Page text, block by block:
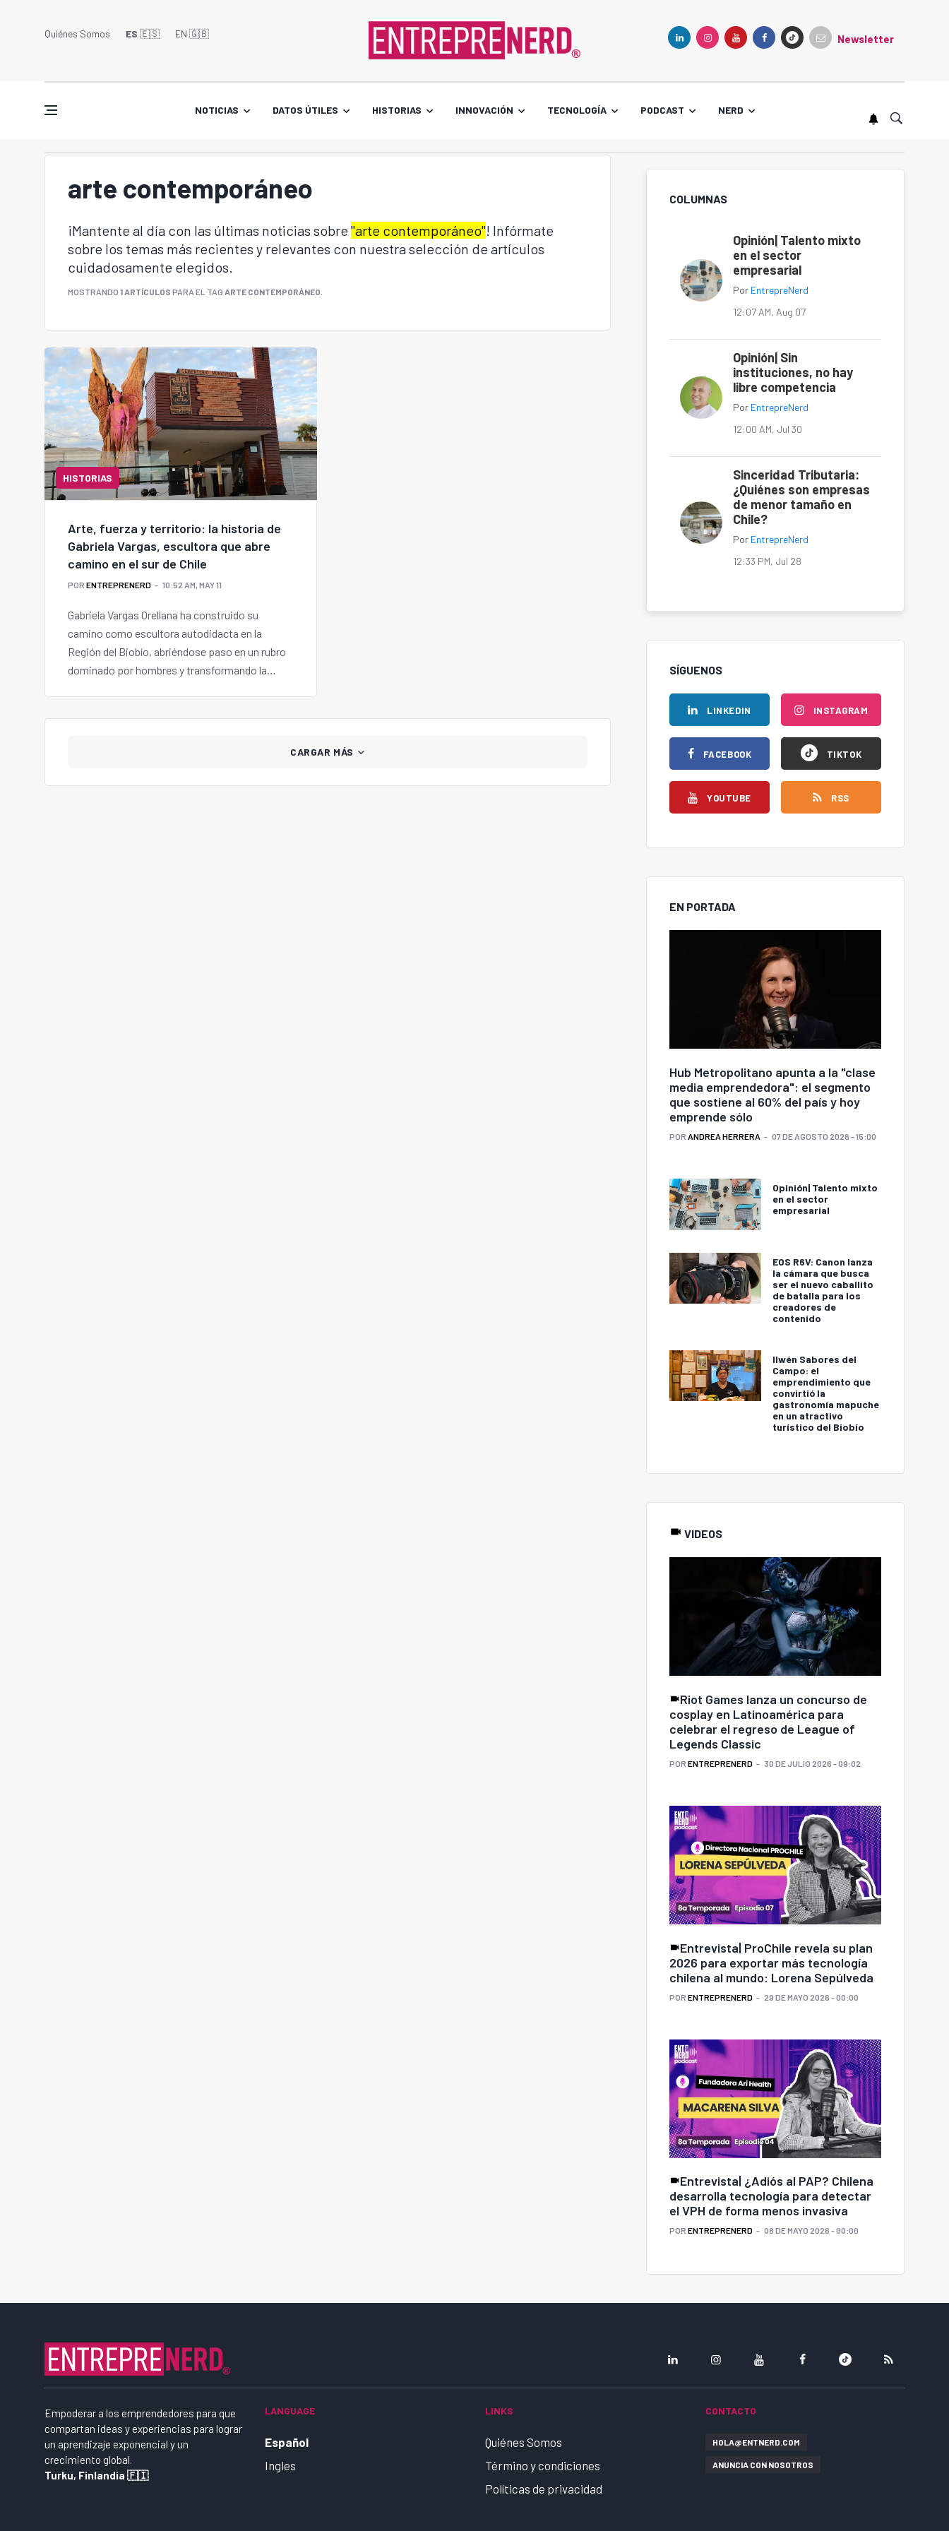
Quiénes Somos ES 🇪🇸 EN 🇬🇧󠁢󠁥󠁮󠁧󠁿 Newsletter
NOTICIAS DATOS ÚTILES HISTORIAS INNOVACIÓN TECNOLOGÍA PODCAST NERD
arte contemporáneo
¡Mantente al día con las últimas noticias sobre "arte contemporáneo"! Infórmate
sobre los temas más recientes y relevantes con nuestra selección de artículos
cuidadosamente elegidos.
MOSTRANDO 1 ARTÍCULOS PARA EL TAG ARTE CONTEMPORÁNEO
HISTORIAS
Arte, fuerza y territorio: la historia de
Gabriela Vargas, escultora que abre
camino en el sur de Chile
POR ENTREPRENERD 10:52 AM, MAY 11
Gabriela Vargas Orellana ha construido su
camino como escultora autodidacta en la
Región del Biobío, abriéndose paso en un rubro
dominado por hombres y transformando la
CARGAR MÁS
COLUMNAS
Opinión| Talento mixto
en el sector
empresarial
Por EntrepreNerd
12:07 AM, Aug 07
Opinión| Sin
instituciones, no hay
libre competencia
Por EntrepreNerd
12:00 AM, Jul 30
Sinceridad Tributaria:
¿Quiénes son empresas
de menor tamaño en
Chile?
Por EntrepreNerd
12:33 PM, Jul 28
SÍGUENOS
LINKEDIN
FACEBOOK
YOUTUBE
INSTAGRAM
TIKTOK
RSS
EN PORTADA
Hub Metropolitano apunta a la "clase
media emprendedora": el segmento
que sostiene al 60% del país y hoy
emprende sólo
POR ANDREA HERRERA 07 DE AGOSTO 2026 - 15:00
Opinión| Talento mixto
en el sector
empresarial
EOS R6V: Canon lanza
la cámara que busca
ser el nuevo caballito
de batalla para los
creadores de
contenido
Ilwén Sabores del
Campo: el
emprendimiento que
convirtió la
gastronomía mapuche
en un atractivo
turístico del Biobío
VIDEOS
Riot Games lanza un concurso de
cosplay en Latinoamérica para
celebrar el regreso de League of
Legends Classic
POR ENTREPRENERD 30 DE JULIO 2026 - 09:02
Entrevista| ProChile revela su plan
2026 para exportar más tecnología
chilena al mundo: Lorena Sepúlveda
POR ENTREPRENERD 29 DE MAYO 2026 - 00:00
Entrevista| ¿Adiós al PAP? Chilena
desarrolla tecnología para detectar
el VPH de forma menos invasiva
POR ENTREPRENERD 08 DE MAYO 2026 - 00:00
Empoderar a los emprendedores para que
compartan ideas y experiencias para lograr
un aprendizaje exponencial y un
crecimiento global.
Turku, Finlandia 🇫🇮
LANGUAGE
Español
Ingles
LINKS
Quiénes Somos
Término y condiciones
Políticas de privacidad
CONTACTO
HOLA@ENTNERD.COM
ANUNCIA CON NOSOTROS